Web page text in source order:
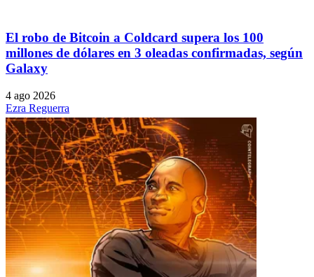
El robo de Bitcoin a Coldcard supera los 100
millones de dólares en 3 oleadas confirmadas, según
Galaxy
4 ago 2026
Ezra Reguerra